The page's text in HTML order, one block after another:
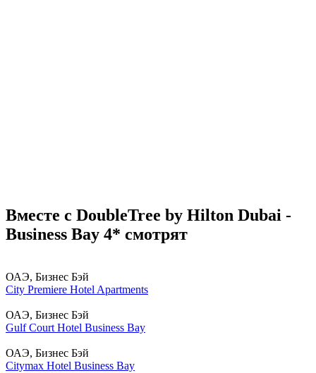
Вместе с DoubleTree by Hilton Dubai -
Business Bay 4* смотрят
ОАЭ, Бизнес Бэй
City Premiere Hotel Apartments
ОАЭ, Бизнес Бэй
Gulf Court Hotel Business Bay
ОАЭ, Бизнес Бэй
Citymax Hotel Business Bay